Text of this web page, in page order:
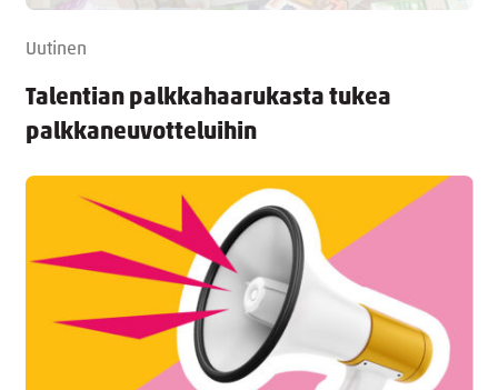
Uutinen
Talentian palkkahaarukasta tukea
palkkaneuvotteluihin